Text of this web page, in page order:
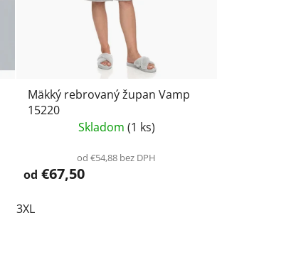
Mäkký rebrovaný župan Vamp
15220
Skladom (1 ks)
od €54,88 bez DPH
od €67,50
3XL